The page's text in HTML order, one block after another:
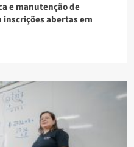
e manutenção de
abertas em